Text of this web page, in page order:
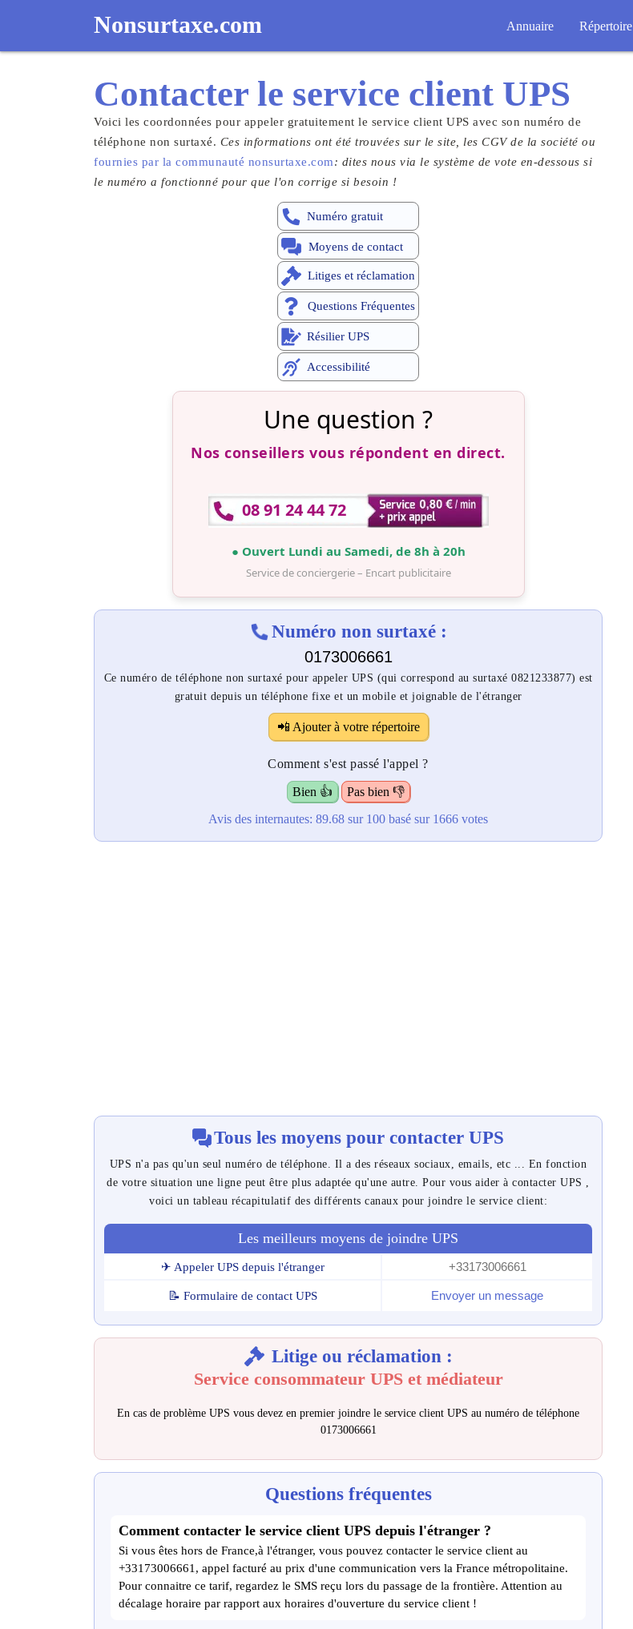
Nonsurtaxe.com Annuaire Répertoire
Contacter le service client UPS
Voici les coordonnées pour appeler gratuitement le service client UPS avec son numéro de
téléphone non surtaxé. Ces informations ont été trouvées sur le site, les CGV de la société ou
fournies par la communauté nonsurtaxe.com: dites nous via le système de vote en-dessous si
le numéro a fonctionné pour que l'on corrige si besoin !
Numéro gratuit
Moyens de contact
Litiges et réclamation
Questions Fréquentes
Résilier UPS
Accessibilité
Une question ?
Nos conseillers vous répondent en direct.
08 91 24 44 72
● Ouvert Lundi au Samedi, de 8h à 20h
Service de conciergerie – Encart publicitaire
Numéro non surtaxé :
0173006661
Ce numéro de téléphone non surtaxé pour appeler UPS (qui correspond au surtaxé 0821233877) est
gratuit depuis un téléphone fixe et un mobile et joignable de l'étranger
📲 Ajouter à votre répertoire
Comment s'est passé l'appel ?
Bien 👍
Pas bien 👎
Avis des internautes: 89.68 sur 100 basé sur 1666 votes
Tous les moyens pour contacter UPS
UPS n'a pas qu'un seul numéro de téléphone. Il a des réseaux sociaux, emails, etc ... En fonction
de votre situation une ligne peut être plus adaptée qu'une autre. Pour vous aider à contacter UPS ,
voici un tableau récapitulatif des différents canaux pour joindre le service client:
Les meilleurs moyens de joindre UPS
✈ Appeler UPS depuis l'étranger +33173006661
📝 Formulaire de contact UPS Envoyer un message
Litige ou réclamation :
Service consommateur UPS et médiateur
En cas de problème UPS vous devez en premier joindre le service client UPS au numéro de téléphone
0173006661
Questions fréquentes
Comment contacter le service client UPS depuis l'étranger ?
Si vous êtes hors de France,à l'étranger, vous pouvez contacter le service client au
+33173006661, appel facturé au prix d'une communication vers la France métropolitaine.
Pour connaitre ce tarif, regardez le SMS reçu lors du passage de la frontière. Attention au
décalage horaire par rapport aux horaires d'ouverture du service client !